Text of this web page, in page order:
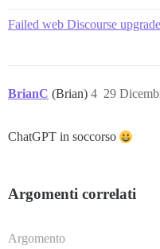
Failed web Discourse
BrianC (Brian) 29
4
ChatGPT in soccorso
Argomenti correlati
Argomento